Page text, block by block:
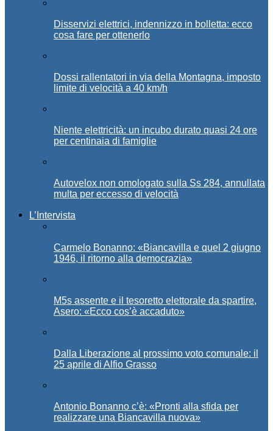
Disservizi elettrici, indennizzo in bolletta: ecco
cosa fare per ottenerlo
Dossi rallentatori in via della Montagna, imposto
limite di velocità a 40 km/h
Niente elettricità: un incubo durato quasi 24 ore
per centinaia di famiglie
Autovelox non omologato sulla Ss 284, annullata
multa per eccesso di velocità
L’Intervista
Carmelo Bonanno: «Biancavilla e quel 2 giugno
1946, il ritorno alla democrazia»
M5s assente e il tesoretto elettorale da spartire,
Asero: «Ecco cos’è accaduto»
Dalla Liberazione al prossimo voto comunale: il
25 aprile di Alfio Grasso
Antonio Bonanno c’è: «Pronti alla sfida per
realizzare una Biancavilla nuova»